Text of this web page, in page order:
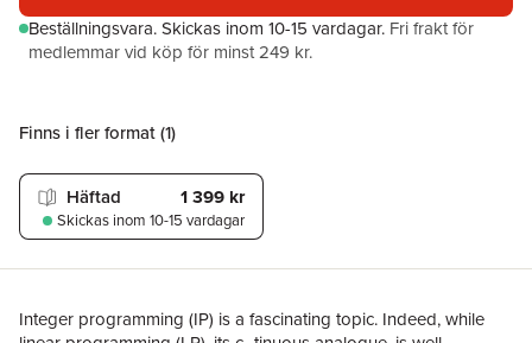
Beställningsvara.Skickas inom 10-15 vardagar. Fri frakt för
medlemmar vid köp för minst 249 kr.
Finns i fler format (1)
Häftad 1 399 kr
Skickas inom 10-15 vardagar
Integer programming (IP) is a fascinating topic. Indeed, while